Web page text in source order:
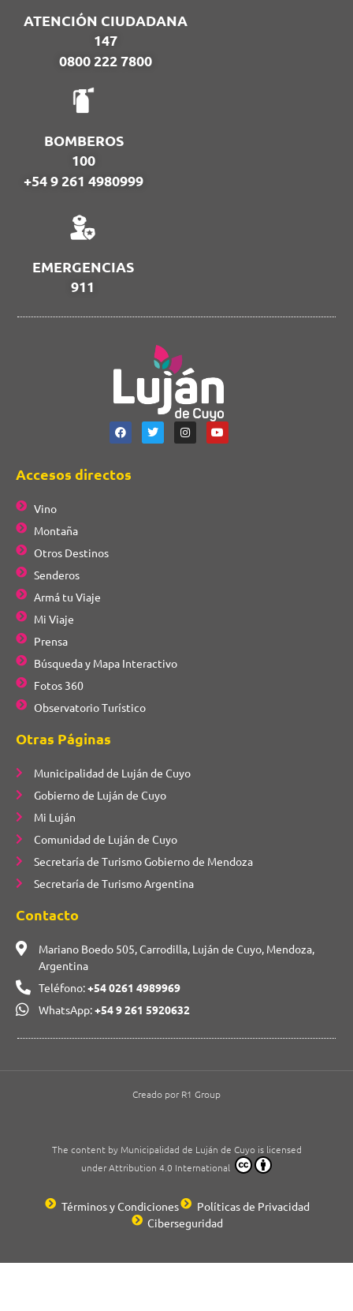
ATENCIÓN CIUDADANA
147
0800 222 7800
BOMBEROS
100
+54 9 261 4980999
EMERGENCIAS
911
Accesos directos
Vino
Montaña
Otros Destinos
Senderos
Armá tu Viaje
Mi Viaje
Prensa
Búsqueda y Mapa Interactivo
Fotos 360
Observatorio Turístico
Otras Páginas
Municipalidad de Luján de Cuyo
Gobierno de Luján de Cuyo
Mi Luján
Comunidad de Luján de Cuyo
Secretaría de Turismo Gobierno de Mendoza
Secretaría de Turismo Argentina
Contacto
Mariano Boedo 505, Carrodilla, Luján de Cuyo, Mendoza,
Argentina
Teléfono:+54 0261 4989969
WhatsApp:+54 9 261 5920632
Términos y Condiciones
Políticas de Privacidad
Ciberseguridad
The content by Municipalidad de Luján de Cuyo is licensed
under Attribution 4.0 International
Creado por R1 Group